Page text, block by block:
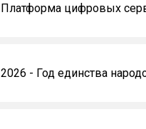
Платформа цифровых
2026 - Год единства